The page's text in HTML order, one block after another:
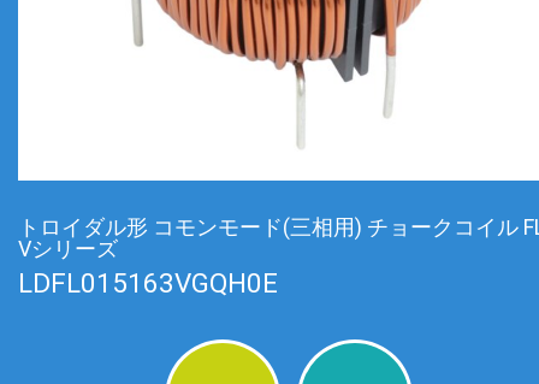
トロイダル形 コモンモード(三相用) チョークコイル
Vシリーズ
LDFL015163VGQH0E